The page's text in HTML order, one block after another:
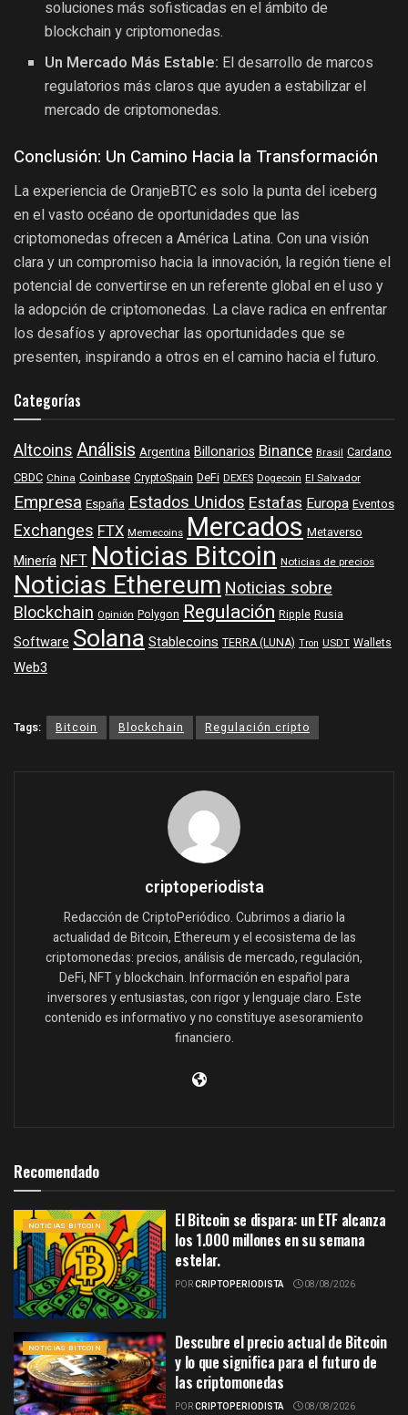
soluciones más sofisticadas en el ámbito de
blockchain y criptomonedas.
Un Mercado Más Estable: El desarrollo de marcos
regulatorios más claros que ayuden a estabilizar el
mercado de criptomonedas.
Conclusión: Un Camino Hacia la Transformación
La experiencia de OranjeBTC es solo la punta del iceberg
en el vasto océano de oportunidades que las
criptomonedas ofrecen a América Latina. Con una visión
clara y un compromiso hacia la innovación, la región tiene el
potencial de convertirse en un referente global en el uso y
la adopción de criptomonedas. La clave radica en enfrentar
los desafíos y aprovechar las oportunidades que se
presenten, inspirando a otros en el camino hacia el futuro.
Categorías
Altcoins Análisis Argentina Billonarios Binance Brasil Cardano
CBDC China Coinbase CryptoSpain DeFi DEXES Dogecoin El Salvador
Empresa España Estados Unidos Estafas Europa Eventos
Exchanges FTX Memecoins Mercados Metaverso
Minería NFTNoticias Bitcoin Noticias de precios
Noticias EthereumNoticias sobre
Blockchain Opinión Polygon Regulación Ripple Rusia
Software Solana Stablecoins TERRA (LUNA) Tron USDT Wallets
Web3
Tags: Bitcoin Blockchain Regulación cripto
criptoperiodista
Redacción de CriptoPeriódico. Cubrimos a diario la
actualidad de Bitcoin, Ethereum y el ecosistema de las
criptomonedas: precios, análisis de mercado, regulación,
DeFi, NFT y blockchain. Información en español para
inversores y entusiastas, con rigor y lenguaje claro. Este
contenido es informativo y no constituye asesoramiento
financiero.
Recomendado
NOTICIAS BITCOIN
El Bitcoin se dispara: un ETF alcanza
los 1.000 millones en su semana
estelar.
PORCRIPTOPERIODISTA 08/08/2026
NOTICIAS BITCOIN
Descubre el precio actual de Bitcoin
y lo que significa para el futuro de
las criptomonedas
PORCRIPTOPERIODISTA 08/08/2026